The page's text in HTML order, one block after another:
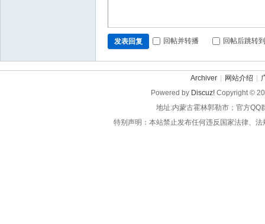
发表回复 回帖并转播 回帖后跳转
Archiver 网站介绍
Powered by Discuz! Copyright ©
地址:内蒙古霍林郭勒市；官方QQ
特别声明：本站禁止发布任何违反国家法律、